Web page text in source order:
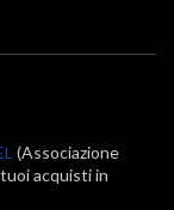
(Associazione
acquisti in